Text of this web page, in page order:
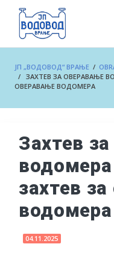
ЈП „ВОДОВОД“ ВРАЊЕ /
/ ЗАХТЕВ ЗА ОВЕРАВАЊЕ
ОВЕРАВАЊЕ ВОДОМЕРА
Захтев
водомера
захтев
водомера
04.11.2025